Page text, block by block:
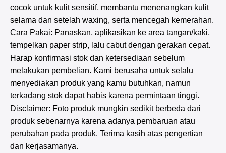
cocok untuk kulit sensitif, membantu menenangkan kulit
selama dan setelah waxing, serta mencegah kemerahan.
Cara Pakai: Panaskan, aplikasikan ke area tangan/kaki,
tempelkan paper strip, lalu cabut dengan gerakan cepat.
Harap konfirmasi stok dan ketersediaan sebelum
melakukan pembelian. Kami berusaha untuk selalu
menyediakan produk yang kamu butuhkan, namun
terkadang stok dapat habis karena permintaan tinggi.
Disclaimer: Foto produk mungkin sedikit berbeda dari
produk sebenarnya karena adanya pembaruan atau
perubahan pada produk. Terima kasih atas pengertian
dan kerjasamanya.